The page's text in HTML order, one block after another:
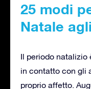
25 modi
Natale
Il periodo natalizio
in contatto con gli
proprio affetto.